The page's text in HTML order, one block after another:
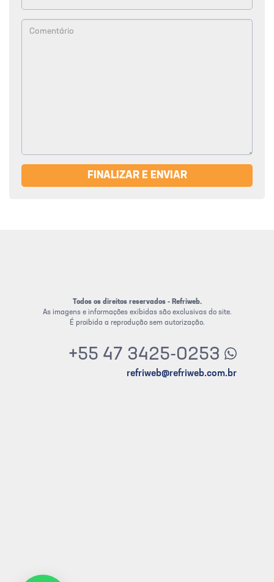
FINALIZAR E ENVIAR
Todos os direitos reservados - Refriweb.
As imagens e informações exibidas são exclusivas do site.
É proibida a reprodução sem autorização.
+55 47 3425-0253
refriweb@refriweb.com.br